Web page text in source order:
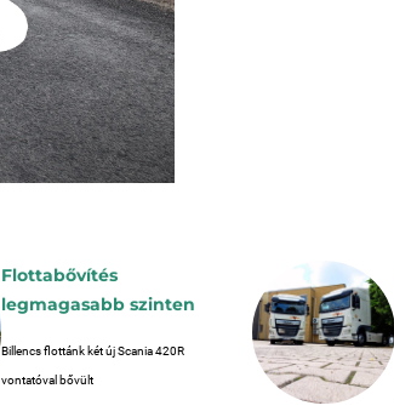
Flottabővítés
legmagasabb szinten
Billencs flottánk két új Scania 420R
vontatóval bővült